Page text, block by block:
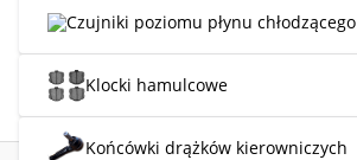
Czujniki poziomu płynu chłodzącego
Klocki hamulcowe
Końcówki drążków kierowniczych